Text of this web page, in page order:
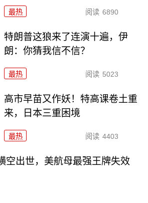
最热 阅读 6890
特朗普这狼来了连演十遍，伊
朗：你猜我信不信？
最热 阅读 5023
高市早苗又作妖！特高课卷土重
来，日本三重困境
最热 阅读 4403
空出世，美航母最强王牌失效